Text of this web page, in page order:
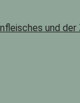
und der